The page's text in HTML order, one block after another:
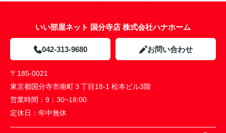
いい部屋ネット 国分寺店 株式会社ハナホーム
042-313-9680 お問い合わせ
〒185-0021
東京都国分寺市南町３丁目18-1 松本ビル3階
営業時間： 9：30~18:00
定休日： 年中無休